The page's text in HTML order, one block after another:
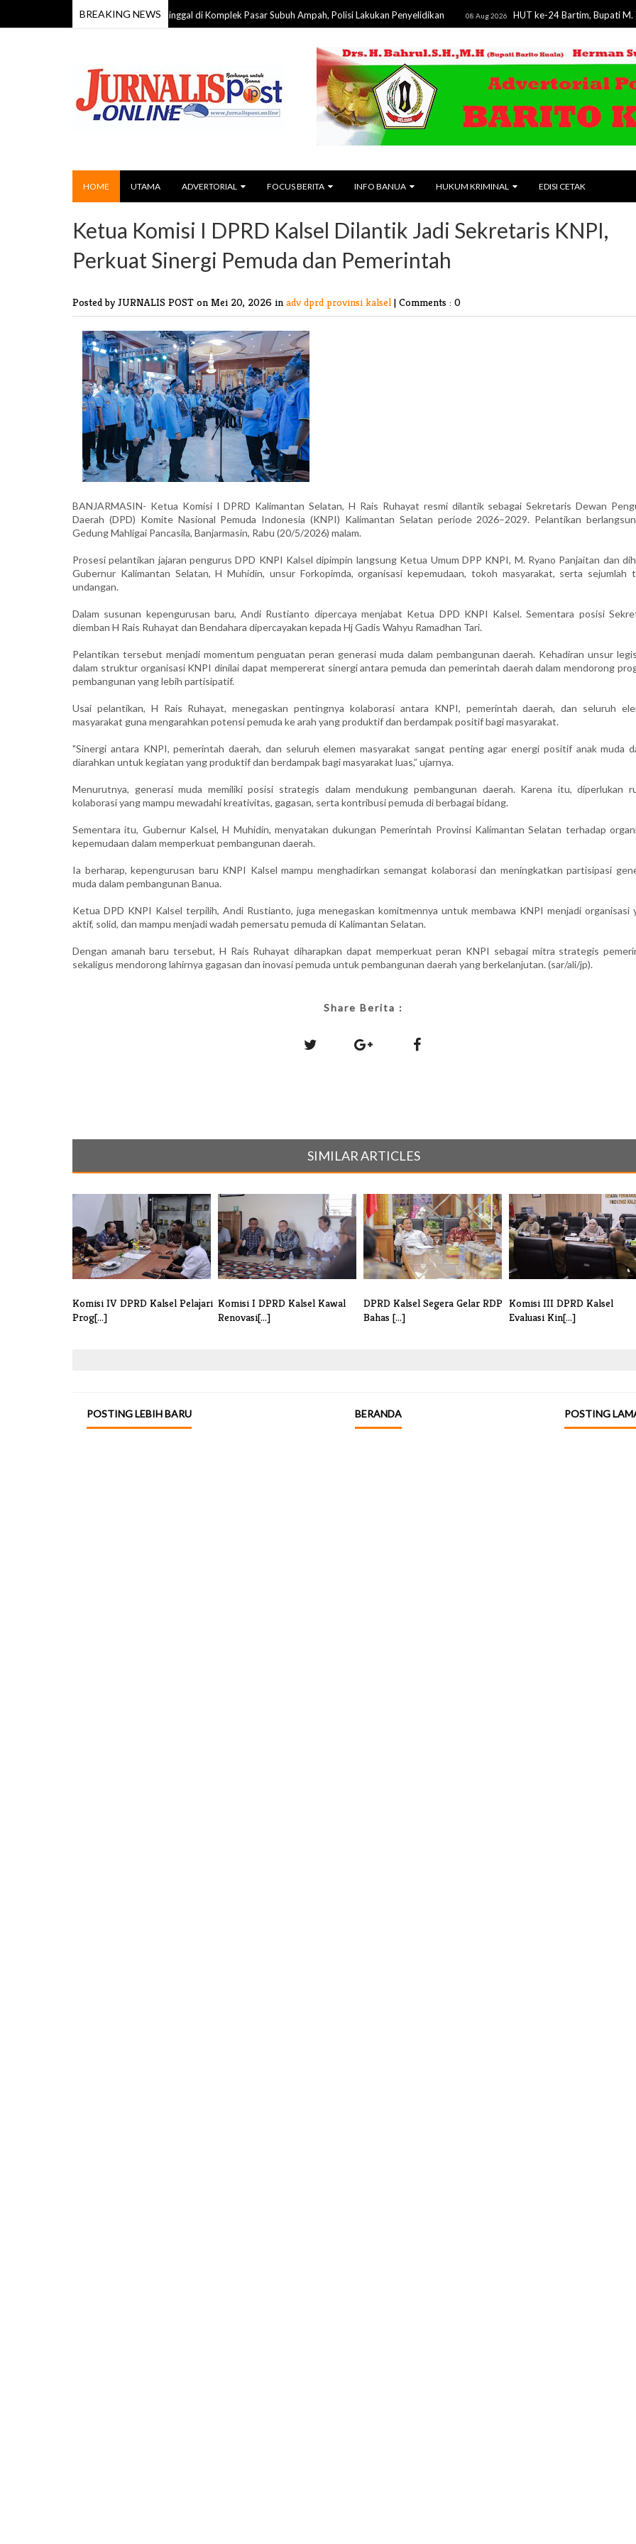
BREAKING NEWS
Pria 59 Tahun Ditemukan Meninggal di Komplek Pasar Subuh Ampah, Polisi Lakukan Penyelidikan 08 Aug 2026 HUT ke-24 Bartim, Bupati M. Yamin
HOME UTAMA ADVERTORIAL FOCUS BERITA INFO BANUA HUKUM KRIMINAL EDISI CETAK
Ketua Komisi I DPRD Kalsel Dilantik Jadi Sekretaris KNPI,
Perkuat Sinergi Pemuda dan Pemerintah
Posted by JURNALIS POST on Mei 20, 2026 in adv dprd provinsi kalsel | Comments : 0
BANJARMASIN- Ketua Komisi I DPRD Kalimantan Selatan, H Rais Ruhayat resmi dilantik sebagai Sekretaris Dewan
Daerah (DPD) Komite Nasional Pemuda Indonesia (KNPI) Kalimantan Selatan periode 2026–2029. Pelantikan
Gedung Mahligai Pancasila, Banjarmasin, Rabu (20/5/2026) malam.
Prosesi pelantikan jajaran pengurus DPD KNPI Kalsel dipimpin langsung Ketua Umum DPP KNPI, M. Ryano Panjaitan dan
Gubernur Kalimantan Selatan, H Muhidin, unsur Forkopimda, organisasi kepemudaan, tokoh masyarakat, serta sejumlah
undangan.
Dalam susunan kepengurusan baru, Andi Rustianto dipercaya menjabat Ketua DPD KNPI Kalsel. Sementara posisi
diemban H Rais Ruhayat dan Bendahara dipercayakan kepada Hj Gadis Wahyu Ramadhan Tari.
Pelantikan tersebut menjadi momentum penguatan peran generasi muda dalam pembangunan daerah. Kehadiran unsur
dalam struktur organisasi KNPI dinilai dapat mempererat sinergi antara pemuda dan pemerintah daerah dalam mendorong
pembangunan yang lebih partisipatif.
Usai pelantikan, H Rais Ruhayat, menegaskan pentingnya kolaborasi antara KNPI, pemerintah daerah, dan seluruh
masyarakat guna mengarahkan potensi pemuda ke arah yang produktif dan berdampak positif bagi masyarakat.
"Sinergi antara KNPI, pemerintah daerah, dan seluruh elemen masyarakat sangat penting agar energi positif anak muda
diarahkan untuk kegiatan yang produktif dan berdampak bagi masyarakat luas,” ujarnya.
Menurutnya, generasi muda memiliki posisi strategis dalam mendukung pembangunan daerah. Karena itu, diperlukan
kolaborasi yang mampu mewadahi kreativitas, gagasan, serta kontribusi pemuda di berbagai bidang.
Sementara itu, Gubernur Kalsel, H Muhidin, menyatakan dukungan Pemerintah Provinsi Kalimantan Selatan terhadap
kepemudaan dalam memperkuat pembangunan daerah.
Ia berharap, kepengurusan baru KNPI Kalsel mampu menghadirkan semangat kolaborasi dan meningkatkan partisipasi
muda dalam pembangunan Banua.
Ketua DPD KNPI Kalsel terpilih, Andi Rustianto, juga menegaskan komitmennya untuk membawa KNPI menjadi organisasi
aktif, solid, dan mampu menjadi wadah pemersatu pemuda di Kalimantan Selatan.
Dengan amanah baru tersebut, H Rais Ruhayat diharapkan dapat memperkuat peran KNPI sebagai mitra strategis
sekaligus mendorong lahirnya gagasan dan inovasi pemuda untuk pembangunan daerah yang berkelanjutan. (sar/ali/jp).
Share Berita :
SIMILAR ARTICLES
Komisi IV DPRD Kalsel Pelajari
Prog[...]
Komisi I DPRD Kalsel Kawal
Renovasi[...]
DPRD Kalsel Segera Gelar RDP
Bahas [...]
Komisi III DPRD Kalsel
Evaluasi Kin[...]
POSTING LEBIH BARU POSTING
BERANDA